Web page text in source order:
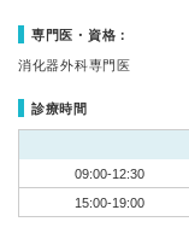
専門医・資格：
消化器外科専門医
診療時間
09:00-12:30
15:00-19:00